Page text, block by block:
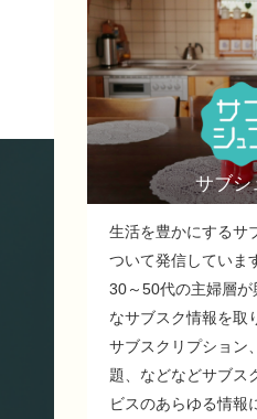
サブシ
生活を豊かにするサ
ついて発信していま
30～50代の主婦層が
なサブスク情報を取
サブスクリプション
題、などなどサブス
ビスのあらゆる情報